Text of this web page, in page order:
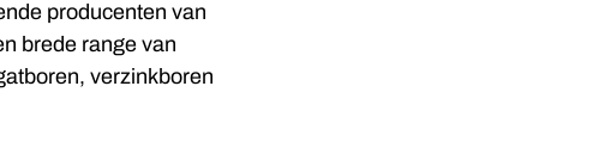
producenten van
brede range van
verzinkboren